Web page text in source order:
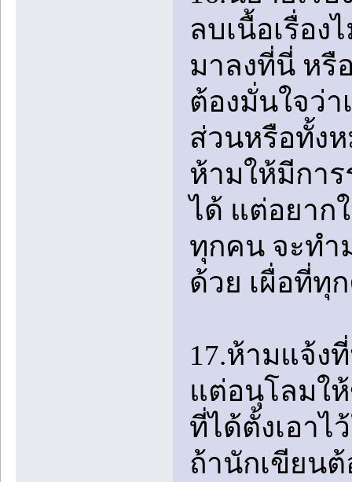
ลบเนื้อเรื่อ
มาลงที่นี่ หรื
ต้องมั่นใจว่า
ส่วนหรือทั้งห
ห้ามให้มีกา
ได้ แต่อยาก
ทุกคน จะทำ
ด้วย เผื่อที่ทุ
17.ห้ามแจ้ง
แต่อนุโลมใ
ที่ได้ตั้งเอา
ถ้านักเขียน